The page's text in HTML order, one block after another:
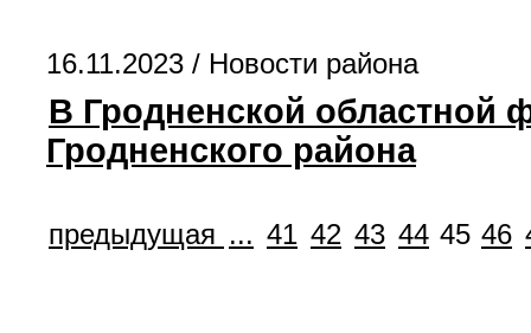
16.11.2023 / Новости района
В Гродненской областной
Гродненского района
предыдущая ... 41 42 43 44 45 46